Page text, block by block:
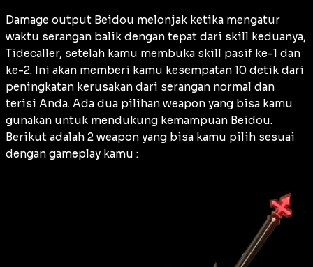
Damage output Beidou melonjak ketika mengatur
waktu serangan balik dengan tepat dari skill keduanya,
Tidecaller, setelah kamu membuka skill pasif ke-1 dan
ke-2. Ini akan memberi kamu kesempatan 10 detik dari
peningkatan kerusakan dari serangan normal dan
terisi Anda. Ada dua pilihan weapon yang bisa kamu
gunakan untuk mendukung kemampuan Beidou.
Berikut adalah 2 weapon yang bisa kamu pilih sesuai
dengan gameplay kamu :